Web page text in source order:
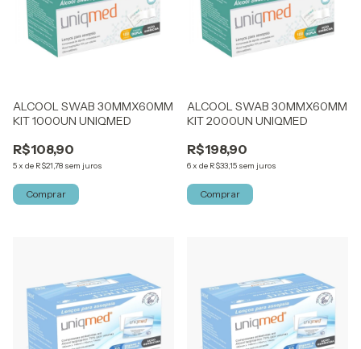
ALCOOL SWAB 30MMX60MM
KIT 1000UN UNIQMED
R$108,90
5x de R$21,78 sem juros
ALCOOL SWAB 30MMX60MM
KIT 2000UN UNIQMED
R$198,90
6x de R$33,15 sem juros